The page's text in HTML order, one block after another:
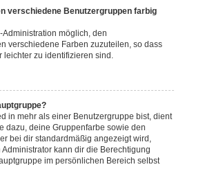
verschiedene Benutzergruppen farbig
Administration möglich, den
verschiedene Farben zuzuteilen, so dass
leichter zu identifizieren sind.
in mehr als einer Benutzergruppe bist, dient
dazu, deine Gruppenfarbe sowie den
bei dir standardmäßig angezeigt wird,
kann dir die Berechtigung
im persönlichen Bereich selbst